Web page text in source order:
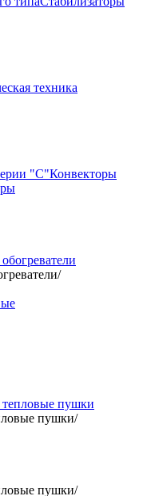
"С"Конвекторы
/
пушки
пушки/
пушки/